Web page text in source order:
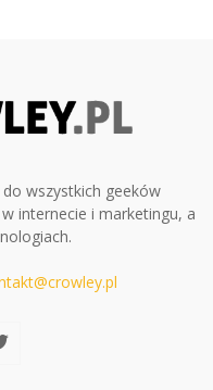
wszystkich geeków
internecie i marketingu, a